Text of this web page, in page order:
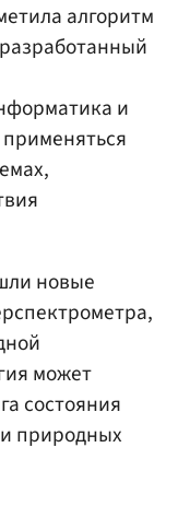
алгоритм
и
новые
может
состояния
природных